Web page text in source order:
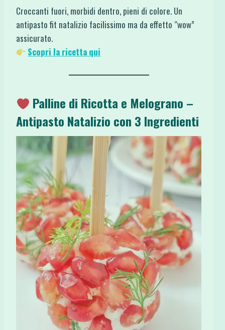
Croccanti fuori, morbidi dentro, pieni di colore. Un
antipasto fit natalizio facilissimo ma da effetto “wow”
assicurato.
Scopri la ricetta qui
Palline di Ricotta e Melograno –
Antipasto Natalizio con 3 Ingredienti